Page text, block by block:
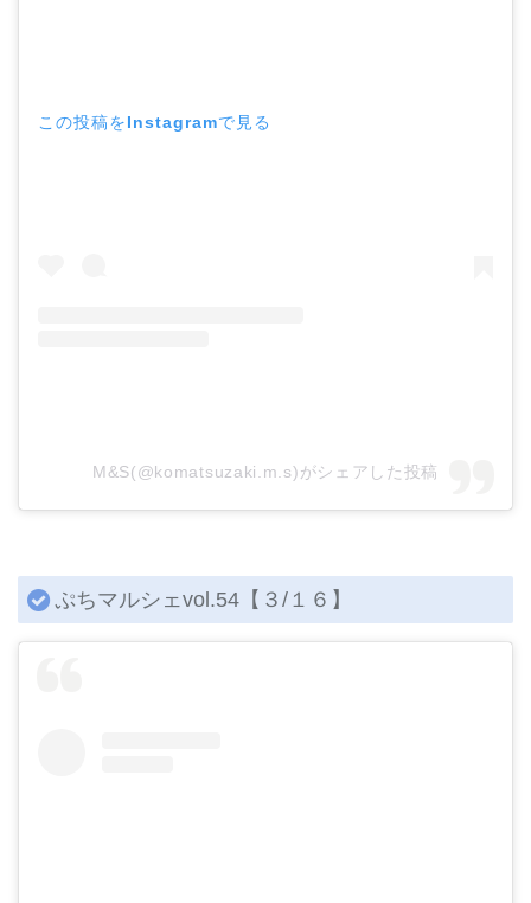
この投稿をInstagramで見る
M&S(@komatsuzaki.m.s)がシェアした投稿
ぷちマルシェvol.54【３/１６】